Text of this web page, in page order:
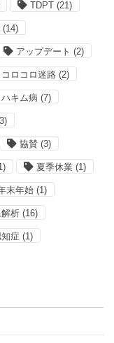
TDPT (21)
(14)
アップデート (2)
コロコロ迷路 (2)
ハキム病 (7)
協賛 (3)
夏季休業 (1)
末年始 (1)
析 (16)
症 (1)